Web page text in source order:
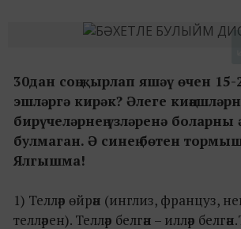
30дан соң җырлап яшәү өчен 15-
эшләргә кирәк? Әлеге
бирүчеләрнең үзләренә боларны
булмаган. Ә синең бөтен
Ялгышма!
1) Телләр өйрән (инглиз, француз,
телләрен). Телләр белгән – илләр